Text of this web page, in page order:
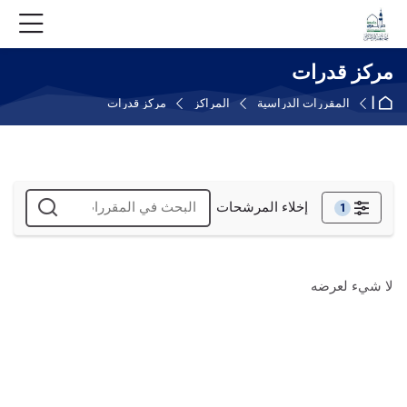
Skip to navigation
Skip to login form
تخطى إلى المحتوى الرئيسي
Skip to accessibility options
Skip to footer
Skip accessibility options
مركز قدرات
الصفحة الرئيسية
المقررات الدراسية المراكز مركز قدرات
المنقحات
1 إخلاء المرشحات
لا شيء لعرضه